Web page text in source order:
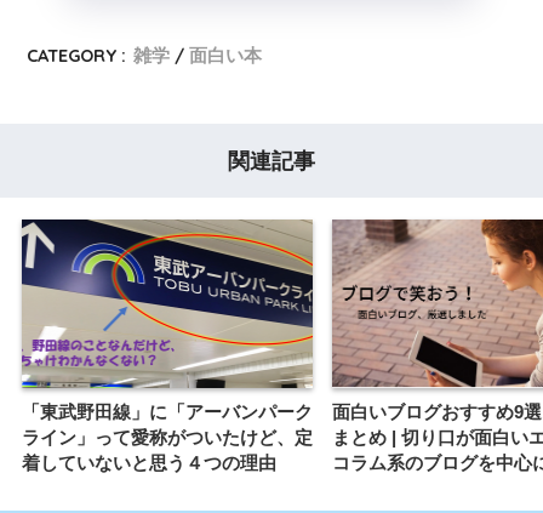
CATEGORY : 雑学 面白い本
関連記事
「東武野田線」に「アーバンパーク
ライン」って愛称がついたけど、定
着していないと思う４つの理由
面白いブログおすすめ9
まとめ | 切り口が面白い
コラム系のブログを中心